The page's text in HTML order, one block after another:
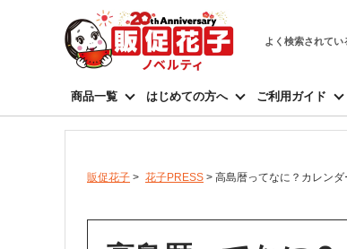
よく検索されてい
商品一覧 はじめての方へ ご利用ガイド
販促花子 > 花子PRESS > 高島暦ってなに？カレンダ